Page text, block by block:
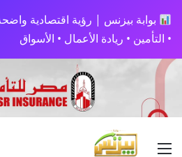
بوابة بيزنس | رؤية اقتصادية واضحة
• التأمين • ريادة الأعمال • الأسواق
القائمة